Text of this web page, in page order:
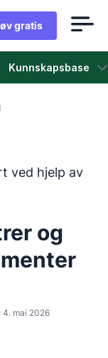
gratis
Kunnskapsbase
ved hjelp av et
ved hjelp av
og
4. mai 2026